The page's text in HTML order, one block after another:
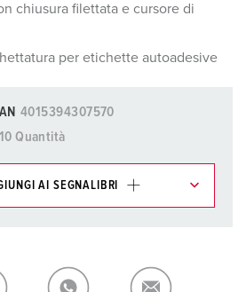
chiusura filettata e cursore di
per etichette autoadesive
4015394307570
10 Quantità
AI SEGNALIBRI